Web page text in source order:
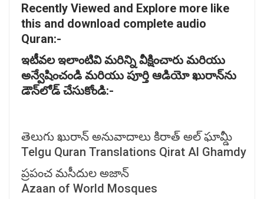
Recently Viewed and Explore more like
this and download complete audio
Quran:-
ఇటీవలఇలాంటివిమరిన్నివీక్షించారు మరియు
అన్వేషించండి మరియు పూర్తి ఆడియోఖురాన్‌ను
డౌన్‌లోడ్ చేసుకోండి:-
తెలుగు ఖురాన్ అనువాదాలు కిరాత్ అల్ ఘామ్డీ
Telgu Quran Translations Qirat Al Ghamdy
ప్రపంచ మసీదుల అజాన్
Azaan of World Mosques